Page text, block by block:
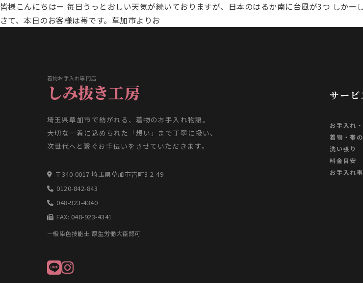
皆様こんにちはー 毎日うっとおしい天気が続いておりますが、日本のはるか南に台風が3つ しか
さて、本日のお客様は帯です。草加市よりお
着物お手入れ専門店
しみ抜き工房
埼玉県草加市で紡がれる、着物のお手入れ物語。
大切な一着に込められた「想い」まで丁寧に扱い、
次世代へと繋ぐお手伝いをさせていただきます。
〒340-0017 埼玉県草加市吉町3-2-49
0120-842-843
048-923-4340
FAX: 048-923-4341
一級染色技能士 厚生労働大臣認可
サービ
お手入れ
着物・帯
洗い張り
料金目安
お手入れ